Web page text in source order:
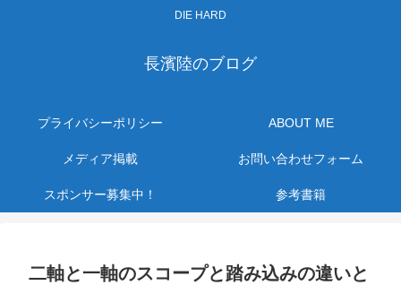
DIE HARD
長濱陸のブログ
プライバシーポリシー ABOUT ME
メディア掲載 お問い合わせフォーム
スポンサー募集中！ 参考書籍
二軸と一軸のスコープと踏み込みの違いと